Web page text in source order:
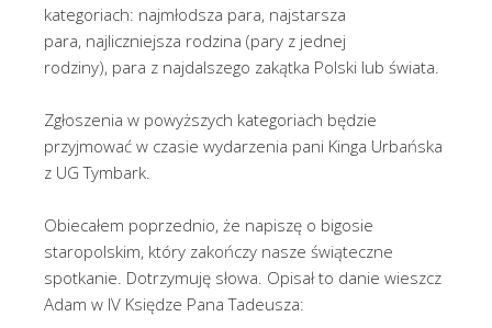
kategoriach: najmłodsza para, najstarsza
para, najliczniejsza rodzina (pary z jednej
rodziny), para z najdalszego zakątka Polski lub świata.
Zgłoszenia w powyższych kategoriach będzie
przyjmować w czasie wydarzenia pani Kinga Urbańska
z UG Tymbark.
Obiecałem poprzednio, że napiszę o bigosie
staropolskim, który zakończy nasze świąteczne
spotkanie. Dotrzymuję słowa. Opisał to danie wieszcz
Adam w IV Księdze Pana Tadeusza: